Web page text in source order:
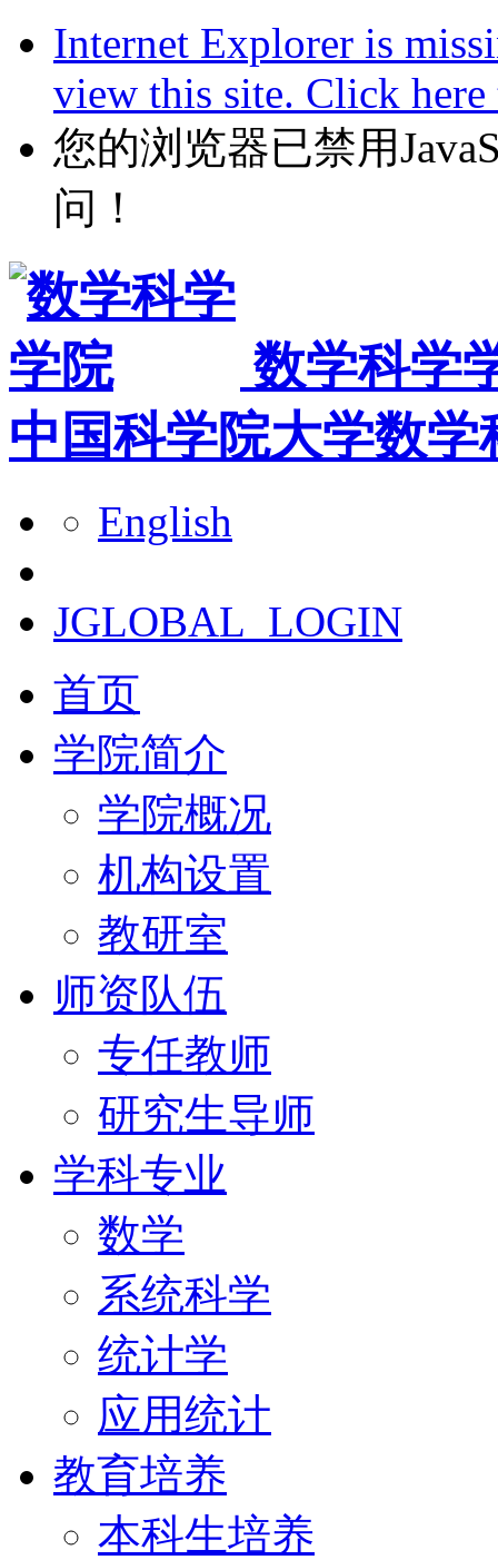
Internet Explorer is
view this site. Click
您的浏览器已禁用
问！
数学科学
中国科学院大学数学
English
JGLOBAL_LOGIN
首页
学院简介
学院概况
机构设置
教研室
师资队伍
专任教师
研究生导师
学科专业
数学
系统科学
统计学
应用统计
教育培养
本科生培养